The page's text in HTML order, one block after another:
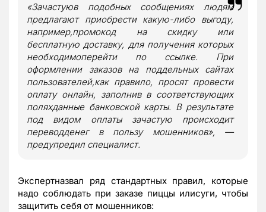
«Зачастуюв подобных сообщениях людям
предлагают приобрести какую-либо выгоду,
например,промокод на скидку или
бесплатную доставку, для получения которых
необходимоперейти по ссылке. При
оформлении заказов на поддельных сайтах
пользователей,как правило, просят провести
оплату онлайн, заполнив в соответствующих
поляхданные банковской карты. В результате
под видом оплаты зачастую происходит
переводденег в пользу мошенников», —
предупредил специалист.
Экспертназвал ряд стандартных правил, которые
надо соблюдать при заказе пиццы илисуги, чтобы
защитить себя от мошенников: